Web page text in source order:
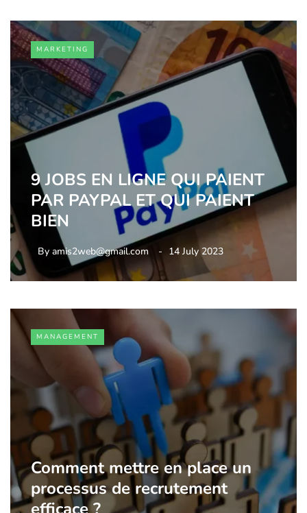
MARKETING
9 JOBS EN LIGNE QUI PAIENT
PAR PAYPAL ET QUI PAIENT
BIEN
By amis2web@gmail.com 14 July 2023
MANAGEMENT
Comment mettre en place un
processus de recrutement
efficace ?